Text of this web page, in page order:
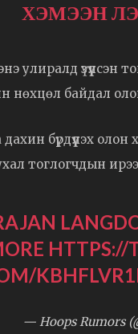
ХЭМЭЭН
улиралд үзүүлсэн
нөхцөл байдал
бүрдүүлэх
тоглогчдын
HTTPS://
— Hoops Rumors